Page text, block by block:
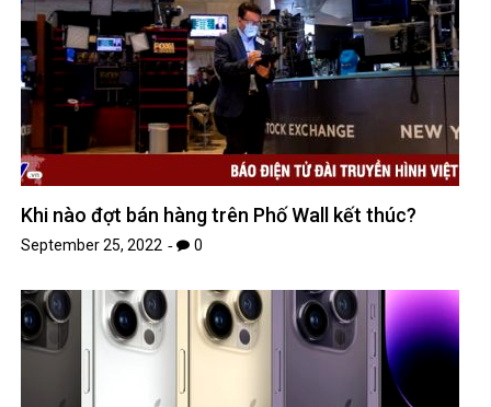
Khi nào đợt bán hàng trên Phố Wall kết thúc?
September 25, 2022 0